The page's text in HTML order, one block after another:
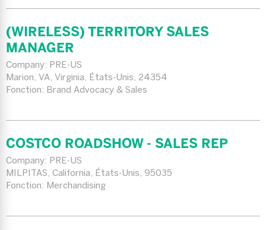
(WIRELESS) TERRITORY SALES
MANAGER
Company: PRE-US
Marion, VA, Virginia, États-Unis, 24354
Fonction: Brand Advocacy & Sales
COSTCO ROADSHOW - SALES REP
Company: PRE-US
MILPITAS, California, États-Unis, 95035
Fonction: Merchandising